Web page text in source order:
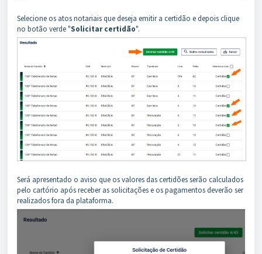
Selecione os atos notariais que deseja emitir a certidão e depois clique
no botão verde "Solicitar certidão".
Será apresentado o aviso que os valores das certidões serão calculados
pelo cartório após receber as solicitações e os pagamentos deverão ser
realizados fora da plataforma.